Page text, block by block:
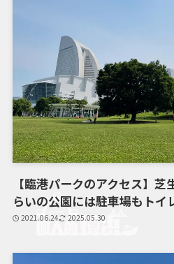
【臨港パークのアクセス】
らいの公園には駐車場もトイ
2021.06.24 2025.05.30